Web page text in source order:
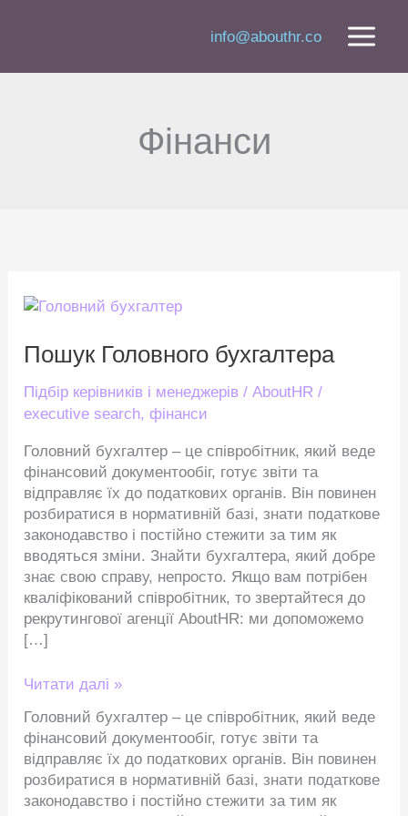
info@abouthr.co
Фінанси
Пошук Головного бухгалтера
Підбір керівників і менеджерів / AboutHR /
executive search,фінанси
Головний бухгалтер – це співробітник, який веде
фінансовий документообіг, готує звіти та
відправляє їх до податкових органів. Він повинен
розбиратися в нормативній базі, знати податкове
законодавство і постійно стежити за тим як
вводяться зміни. Знайти бухгалтера, який добре
знає свою справу, непросто. Якщо вам потрібен
кваліфікований співробітник, то звертайтеся до
рекрутингової агенції AboutHR: ми допоможемо
[…]
Пошук
бухгалтера
Читати далі »
Головний бухгалтер – це співробітник, який веде
фінансовий документообіг, готує звіти та
відправляє їх до податкових органів. Він повинен
розбиратися в нормативній базі, знати податкове
законодавство і постійно стежити за тим як